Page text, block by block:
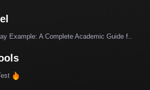
Example: A Complete Academic Guide f..